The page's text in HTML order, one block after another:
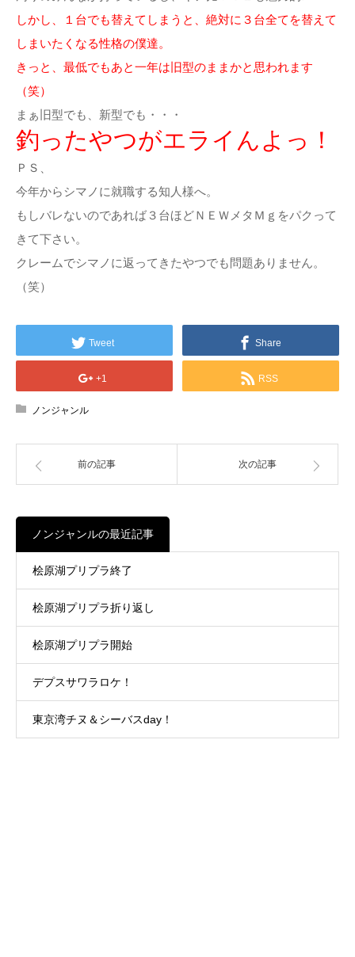
しかし、１台でも替えてしまうと、絶対に３台全てを替えて
しまいたくなる性格の僕達。
きっと、最低でもあと一年は旧型のままかと思われます
（笑）
まぁ旧型でも、新型でも・・・
釣ったやつがエライんよっ！
ＰＳ、
今年からシマノに就職する知人様へ。
もしバレないのであれば３台ほどＮＥＷメタＭｇをパクって
きて下さい。
クレームでシマノに返ってきたやつでも問題ありません。
（笑）
Tweet Share
+1 RSS
ノンジャンル
前の記事 次の記事
ノンジャンルの最近記事
桧原湖プリプラ終了
桧原湖プリプラ折り返し
桧原湖プリプラ開始
デプスサワラロケ！
東京湾チヌ＆シーバスday！